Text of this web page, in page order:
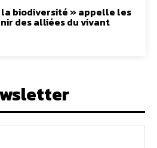
la biodiversité » appelle les
des alliées du vivant